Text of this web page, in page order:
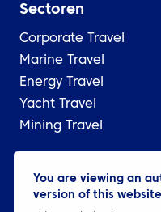
You are viewing an
version of this
Sectoren
Corporate Travel
Marine Travel
Energy Travel
Yacht Travel
Mining Travel
© 2026 ATPI
Wettelijk
Privacybeleid